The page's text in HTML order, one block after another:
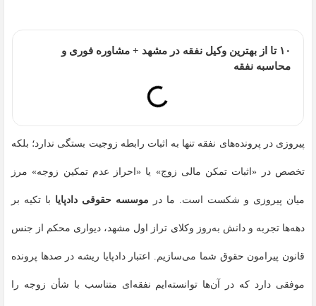
۱۰ تا از بهترین وکیل نفقه در مشهد + مشاوره فوری و
محاسبه نفقه
پیروزی در پرونده‌های نفقه تنها به اثبات رابطه زوجیت بستگی ندارد؛ بلکه
تخصص در «اثبات تمکن مالی زوج» یا «احراز عدم تمکین زوجه» مرز
میان پیروزی و شکست است. ما در موسسه حقوقی دادپایا با تکیه بر
دهه‌ها تجربه و دانش به‌روز وکلای تراز اول مشهد، دیواری محکم از جنس
قانون پیرامون حقوق شما می‌سازیم. اعتبار دادپایا ریشه در صدها پرونده
موفقی دارد که در آن‌ها توانسته‌ایم نفقه‌ای متناسب با شأن زوجه را